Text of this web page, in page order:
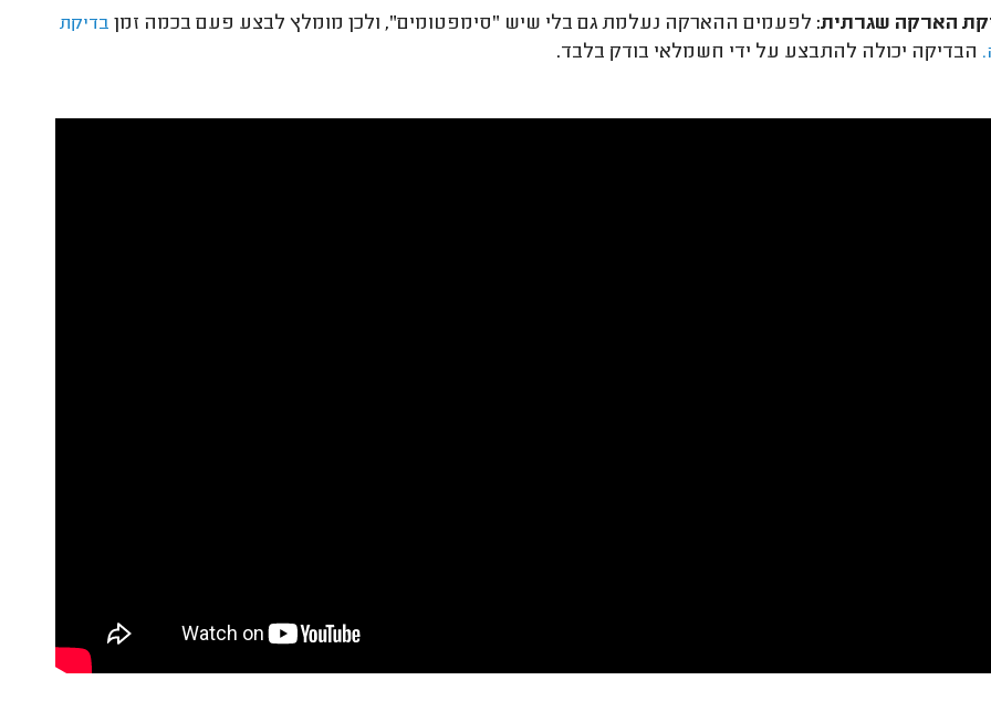
הארקה שגרתית: לפעמים ההארקה נעלמת גם בלי שיש "סימפטומים", ולכן מומלץ לבצע פעם בכמה זמן בדיקת
הבדיקה יכולה להתבצע על ידי חשמלאי בודק בלבד.